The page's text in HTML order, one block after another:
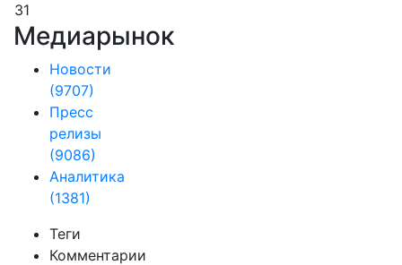
31
Медиарынок
Новости
(9707)
Пресс
релизы
(9086)
Аналитика
(1381)
Теги
Комментарии